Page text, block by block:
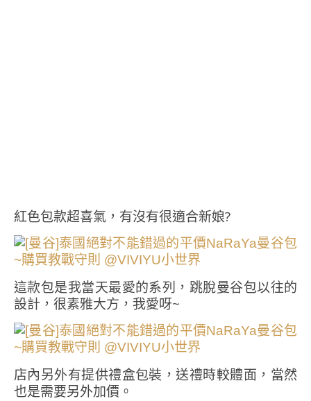
紅色包款超喜氣，有沒有很適合新娘?
這款包是我當天最愛的系列，跳脫曼谷包以往的
設計，很素雅大方，我愛呀~
店內另外有提供禮盒包裝，送禮時較體面，當然
也是需要另外加價。